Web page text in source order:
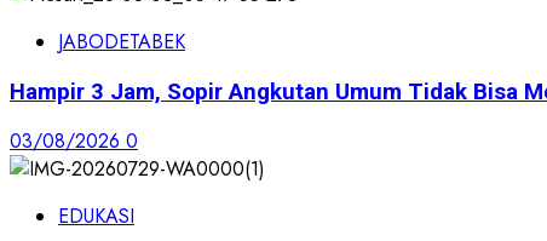
JABODETABEK
Hampir 3 Jam, Sopir Angkutan Umum Tidak Bisa
03/08/2026 0
EDUKASI